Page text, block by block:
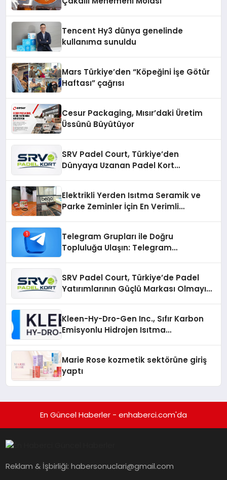
Tencent Hy3 dünya genelinde
kullanıma sunuldu
Mars Türkiye’den “Köpeğini İşe Götür
Haftası” çağrısı
Cesur Packaging, Mısır’daki Üretim
Üssünü Büyütüyor
SRV Padel Court, Türkiye’den
Dünyaya Uzanan Padel Kort
Elektrikli Yerden Isıtma Seramik ve
Parke Zeminler İçin En Verimli
Telegram Grupları ile Doğru
Topluluğa Ulaşın: Telegram
SRV Padel Court, Türkiye’de Padel
Yatırımlarının Güçlü Markası Olmayı
Kleen-Hy-Dro-Gen Inc., Sıfır Karbon
Emisyonlu Hidrojen Isıtma
Marie Rose kozmetik sektörüne giriş
yaptı
En Güncel Haberler - enhaberci.com'da
Reklam & İşbirliği:habersonuclari@gmail.com